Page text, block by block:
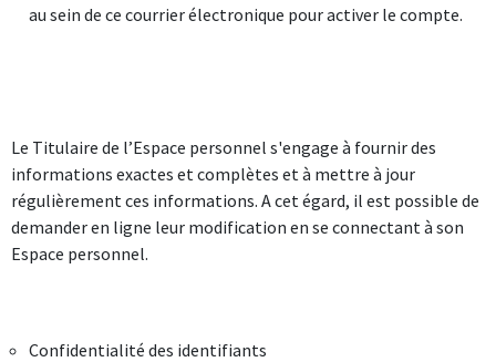
au sein de ce courrier électronique pour activer le compte.
Le Titulaire de l’Espace personnel s'engage à fournir des
informations exactes et complètes et à mettre à jour
régulièrement ces informations. A cet égard, il est possible de
demander en ligne leur modification en se connectant à son
Espace personnel.
Confidentialité des identifiants